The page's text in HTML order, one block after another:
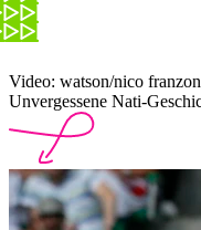
Video: watson/nico
Unvergessene Nati-